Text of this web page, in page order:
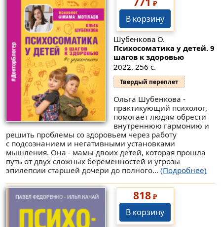
₽
В корзину
Шубенкова О.
Психосоматика у детей. 9
шагов к здоровью
2022. 256 с.
Твердый переплет
Ольга Шубенкова -
практикующий психолог,
помогает людям обрести
внутреннюю гармонию и
решить проблемы со здоровьем через работу
с подсознанием и негативными установками
мышления. Она - мамы двоих детей, которая прошла
путь от двух сложных беременностей и угрозы
эпилепсии старшей дочери до полного... (Подробнее)
818₽
В корзину